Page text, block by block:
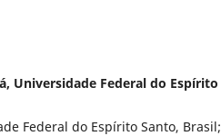
Universidade Federal do Espírito
Federal do Espírito Santo, Brasil;